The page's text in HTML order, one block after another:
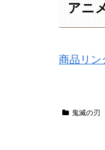
アニ
商品リン
鬼滅の刃